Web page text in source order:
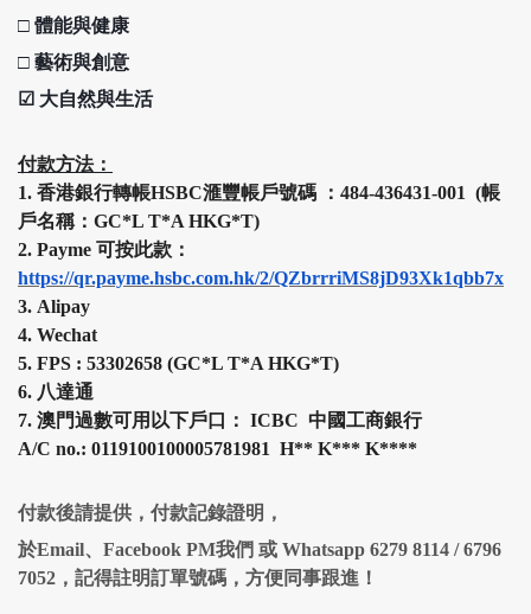
□ 體能與健康
□ 藝術與創意
☑ 大自然與生活
付款方法：
1. 香港銀行轉帳HSBC滙豐帳戶號碼 ：484-436431-001 (帳
戶名稱：GC*L T*A HKG*T)
2. Payme 可按此款：
https://qr.payme.hsbc.com.hk/2/QZbrrriMS8jD93Xk1qbb7x
3. Alipay
4. Wechat
5. FPS : 53302658 (GC*L T*A HKG*T)
6. 八達通
7. 澳門過數可用以下戶口： ICBC 中國工商銀行
A/C no.: 0119100100005781981 H** K*** K****
付款後請提供，付款記錄證明，
於Email、Facebook PM我們 或 Whatsapp 6279 8114 / 6796
7052，記得註明訂單號碼，方便同事跟進！